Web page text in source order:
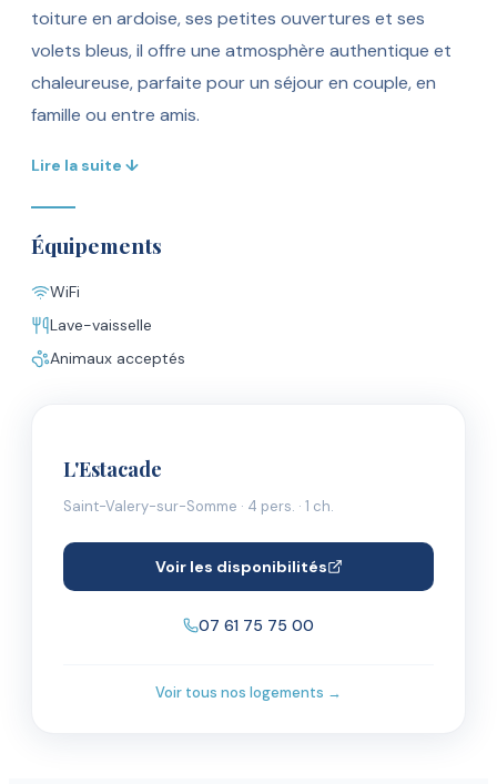
toiture en ardoise, ses petites ouvertures et ses
volets bleus, il offre une atmosphère authentique et
chaleureuse, parfaite pour un séjour en couple, en
famille ou entre amis.
Lire la suite ↓
Équipements
WiFi
Lave-vaisselle
Animaux acceptés
L'Estacade
Saint-Valery-sur-Somme · 4 pers. · 1 ch.
Voir les disponibilités
07 61 75 75 00
Voir tous nos logements →